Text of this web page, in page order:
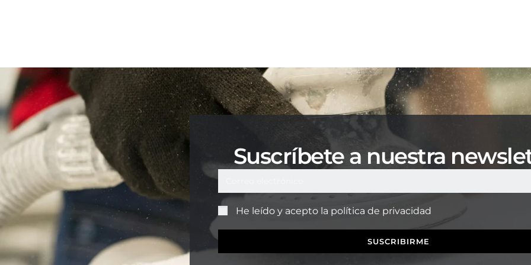
Suscríbete a nuestra
He leído y acepto la política de privacidad
SUSCRIBIRME